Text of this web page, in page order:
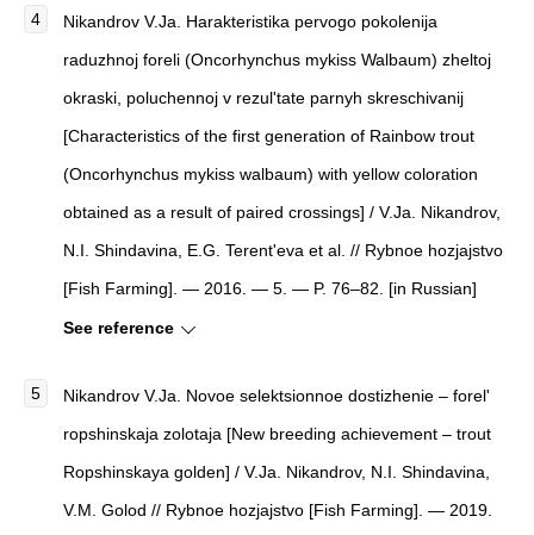
Nikandrov V.Ja. Harakteristika pervogo pokolenija
raduzhnoj foreli (Oncorhynchus mykiss Walbaum) zheltoj
okraski, poluchennoj v rezul'tate parnyh skreschivanij
[Characteristics of the first generation of Rainbow trout
(Oncorhynchus mykiss walbaum) with yellow coloration
obtained as a result of paired crossings] / V.Ja. Nikandrov,
N.I. Shindavina, E.G. Terent'eva et al. // Rybnoe hozjajstvo
[Fish Farming]. — 2016. — 5. — P. 76–82. [in Russian]
See reference
Nikandrov V.Ja. Novoe selektsionnoe dostizhenie – forel'
ropshinskaja zolotaja [New breeding achievement – trout
Ropshinskaya golden] / V.Ja. Nikandrov, N.I. Shindavina,
V.M. Golod // Rybnoe hozjajstvo [Fish Farming]. — 2019.